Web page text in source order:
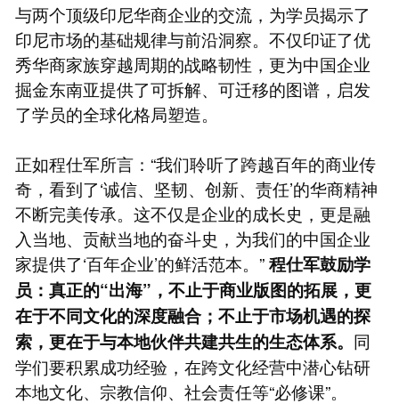
与两个顶级印尼华商企业的交流，为学员揭示了
印尼市场的基础规律与前沿洞察。不仅印证了优
秀华商家族穿越周期的战略韧性，更为中国企业
掘金东南亚提供了可拆解、可迁移的图谱，启发
了学员的全球化格局塑造。
正如程仕军所言：“我们聆听了跨越百年的商业传
奇，看到了‘诚信、坚韧、创新、责任’的华商精神
不断完美传承。这不仅是企业的成长史，更是融
入当地、贡献当地的奋斗史，为我们的中国企业
家提供了‘百年企业’的鲜活范本。”程仕军鼓励学
员：真正的“出海”，不止于商业版图的拓展，更
在于不同文化的深度融合；不止于市场机遇的探
索，更在于与本地伙伴共建共生的生态体系。 同
学们要积累成功经验，在跨文化经营中潜心钻研
本地文化、宗教信仰、社会责任等“必修课”。